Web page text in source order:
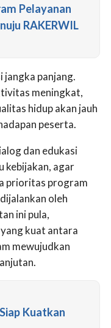
Pelayanan
RAKERWIL
jangka panjang.
meningkat,
hidup akan jauh
peserta.
dan edukasi
kebijakan, agar
prioritas program
oleh
ini pula,
kuat antara
mewujudkan
Kuatkan